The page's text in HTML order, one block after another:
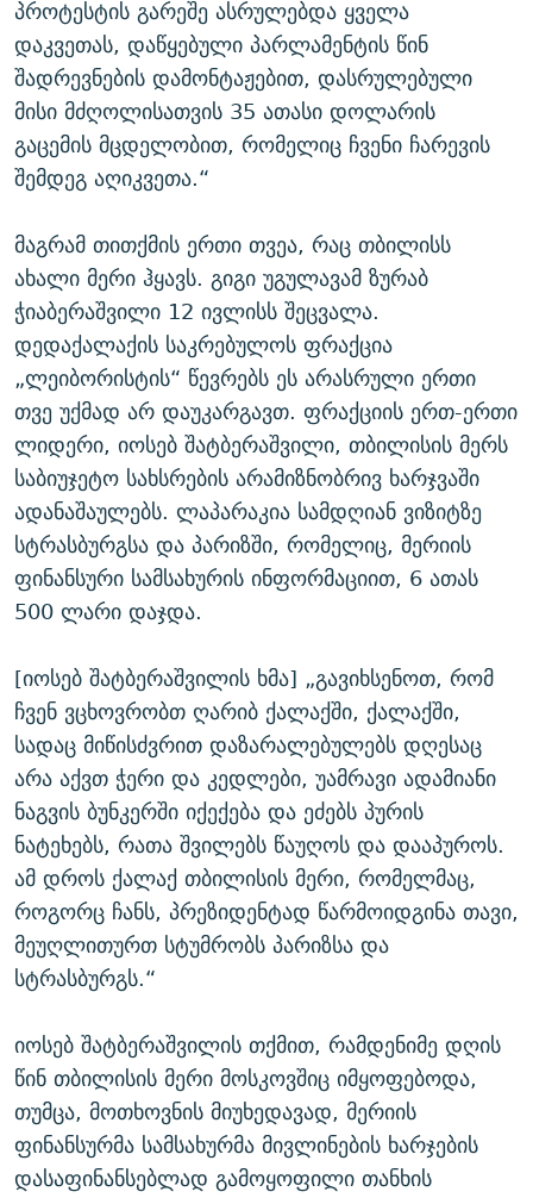
პროტესტის გარეშე ასრულებდა ყველა
დაკვეთას, დაწყებული პარლამენტის წინ
შადრევნების დამონტაჟებით, დასრულებული
მისი მძღოლისათვის 35 ათასი დოლარის
გაცემის მცდელობით, რომელიც ჩვენი ჩარევის
შემდეგ აღიკვეთა.“
მაგრამ თითქმის ერთი თვეა, რაც თბილისს
ახალი მერი ჰყავს. გიგი უგულავამ ზურაბ
ჭიაბერაშვილი 12 ივლისს შეცვალა.
დედაქალაქის საკრებულოს ფრაქცია
„ლეიბორისტის“ წევრებს ეს არასრული ერთი
თვე უქმად არ დაუკარგავთ. ფრაქციის ერთ-ერთი
ლიდერი, იოსებ შატბერაშვილი, თბილისის მერს
საბიუჯეტო სახსრების არამიზნობრივ ხარჯვაში
ადანაშაულებს. ლაპარაკია სამდღიან ვიზიტზე
სტრასბურგსა და პარიზში, რომელიც, მერიის
ფინანსური სამსახურის ინფორმაციით, 6 ათას
500 ლარი დაჯდა.
[იოსებ შატბერაშვილის ხმა] „გავიხსენოთ, რომ
ჩვენ ვცხოვრობთ ღარიბ ქალაქში, ქალაქში,
სადაც მიწისძვრით დაზარალებულებს დღესაც
არა აქვთ ჭერი და კედლები, უამრავი ადამიანი
ნაგვის ბუნკერში იქექება და ეძებს პურის
ნატეხებს, რათა შვილებს წაუღოს და დააპუროს.
ამ დროს ქალაქ თბილისის მერი, რომელმაც,
როგორც ჩანს, პრეზიდენტად წარმოიდგინა თავი,
მეუღლითურთ სტუმრობს პარიზსა და
სტრასბურგს.“
იოსებ შატბერაშვილის თქმით, რამდენიმე დღის
წინ თბილისის მერი მოსკოვშიც იმყოფებოდა,
თუმცა, მოთხოვნის მიუხედავად, მერიის
ფინანსურმა სამსახურმა მივლინების ხარჯების
დასაფინანსებლად გამოყოფილი თანხის